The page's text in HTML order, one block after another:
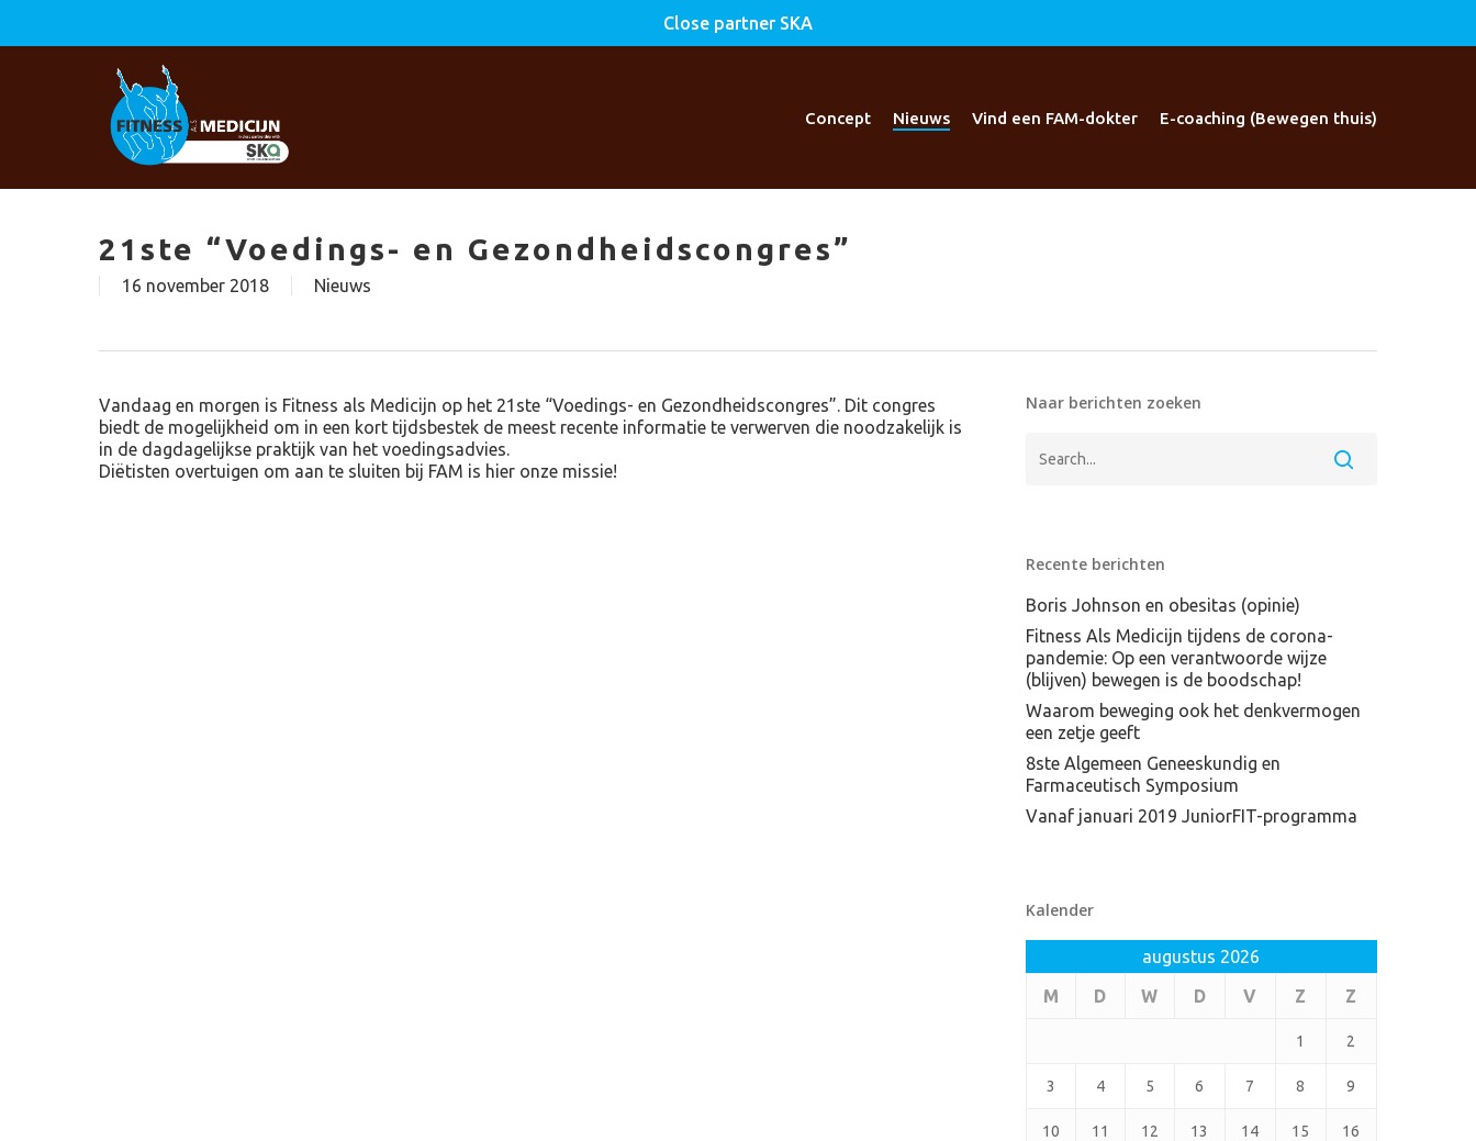
Close partner SKA
Concept Nieuws Vind een FAM-dokter E-coaching (Bewegen thuis)
21ste “Voedings- en Gezondheidscongres”
16 november 2018 Nieuws
Vandaag en morgen is Fitness als Medicijn op het 21ste “Voedings- en Gezondheidscongres”. Dit congres
biedt de mogelijkheid om in een kort tijdsbestek de meest recente informatie te verwerven die noodzakelijk is
in de dagdagelijkse praktijk van het voedingsadvies.
Diëtisten overtuigen om aan te sluiten bij FAM is hier onze missie!
Naar berichten zoeken
Recente berichten
Boris Johnson en obesitas (opinie)
Fitness Als Medicijn tijdens de corona-
pandemie: Op een verantwoorde wijze
(blijven) bewegen is de boodschap!
Waarom beweging ook het denkvermogen
een zetje geeft
8ste Algemeen Geneeskundig en
Farmaceutisch Symposium
Vanaf januari 2019 JuniorFIT-programma
Kalender
augustus 2026
M
D W D V Z Z
1 2
3 4 5 6 7 8 9
10 11 12 13 14 15 16